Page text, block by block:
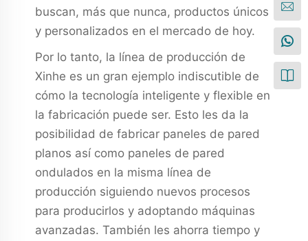
buscan, más que nunca, productos únicos
y personalizados en el mercado de hoy.
Por lo tanto, la línea de producción de
Xinhe es un gran ejemplo indiscutible de
cómo la tecnología inteligente y flexible en
la fabricación puede ser. Esto les da la
posibilidad de fabricar paneles de pared
planos así como paneles de pared
ondulados en la misma línea de
producción siguiendo nuevos procesos
para producirlos y adoptando máquinas
avanzadas. También les ahorra tiempo y